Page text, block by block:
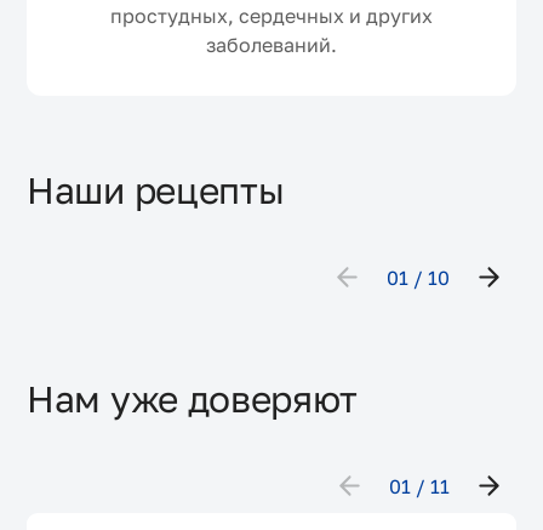
простудных, сердечных и других
заболеваний.
Наши рецепты
01 10
Нам уже доверяют
01 11